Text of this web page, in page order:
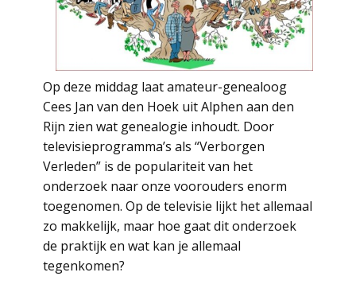
Op deze middag laat amateur-genealoog
Cees Jan van den Hoek uit Alphen aan den
Rijn zien wat genealogie inhoudt. Door
televisieprogramma’s als “Verborgen
Verleden” is de populariteit van het
onderzoek naar onze voorouders enorm
toegenomen. Op de televisie lijkt het allemaal
zo makkelijk, maar hoe gaat dit onderzoek
de praktijk en wat kan je allemaal
tegenkomen?